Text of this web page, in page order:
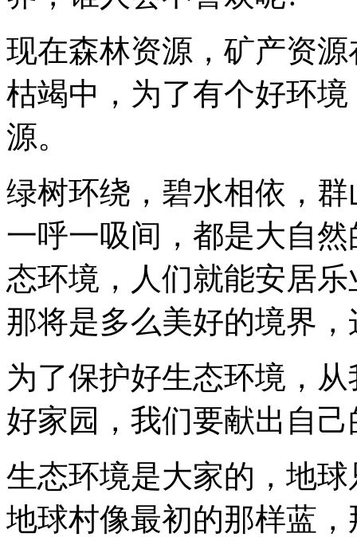
现在森林资源，矿产资
枯竭中，为了有个好环
源。
绿树环绕，碧水相依，
一呼一吸间，都是大自
态环境，人们就能安居
那将是多么美好的境界
为了保护好生态环境，
好家园，我们要献出自
生态环境是大家的，地
地球村像最初的那样蓝